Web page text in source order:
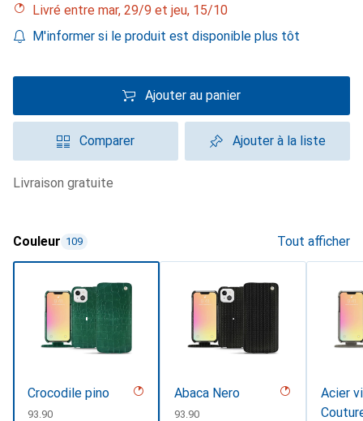
Livré entre mar, 29/9 et jeu, 15/10
M'informer si le produit est disponible plus tôt
Ajouter au panier
Comparer Ajouter à la liste
livraison gratuite
Couleur 109 Tout afficher
Crocodile pino
CHF
93.90
Abaca Nero
CHF
93.90
Acier